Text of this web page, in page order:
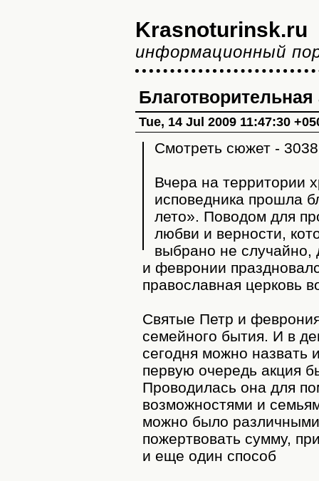
Krasnoturinsk.ru
информационный
Tue, 14 Jul 2009 11:47:30
Смотреть сюжет -
Вчера на территории
исповедника прошла
лето». Поводом для
любви и верности,
выбрано не случайно,
и февронии
православная церковь
Святые Петр и
семейного бытия. И в
сегодня можно
первую очередь акция
Проводилась она для
возможностями и
можно было
пожертвовать сумму,
и еще один способ